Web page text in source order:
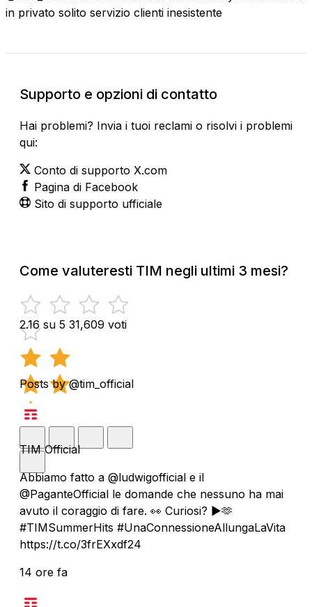
in privato solito servizio clienti inesistente
Supporto e opzioni di contatto
Hai problemi? Invia i tuoi reclami o risolvi i problemi
qui:
Conto di supporto X.com
Pagina di Facebook
Sito di supporto ufficiale
Come valuteresti TIM negli ultimi 3 mesi?
2.16 su 5 31,609 voti
Posts by @tim_official
TIM Official
Abbiamo fatto a @ludwigofficial e il
@PaganteOfficial le domande che nessuno ha mai
avuto il coraggio di fare. 👀 Curiosi? ▶️🫶
#TIMSummerHits #UnaConnessioneAllungaLaVita
https://t.co/3frEXxdf24
14 ore fa